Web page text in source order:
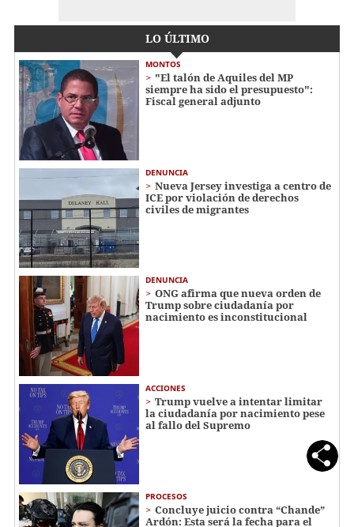
LO ÚLTIMO
MONTOS
"El talón de Aquiles del MP
siempre ha sido el presupuesto":
Fiscal general adjunto
DENUNCIA
Nueva Jersey investiga a centro de
ICE por violación de derechos
civiles de migrantes
DENUNCIA
ONG afirma que nueva orden de
Trump sobre ciudadanía por
nacimiento es inconstitucional
ACCIONES
Trump vuelve a intentar limitar
la ciudadanía por nacimiento pese
al fallo del Supremo
PROCESOS
Concluye juicio contra “Chande”
Ardón: Esta será la fecha para el